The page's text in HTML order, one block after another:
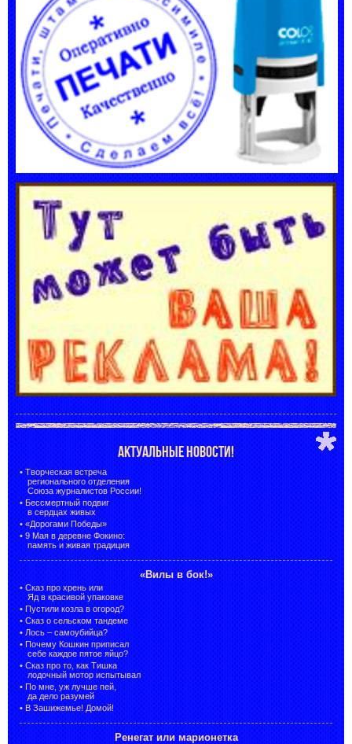
АКТУАЛЬНЫЕ НОВОСТИ!
• Творческая встреча
регионального отделения
Союза журналистов России!
• Бессмертный подвиг
в сердцах живых
• «Дорогами Победы»
• 9 Мая в деревне Фокино:
память и живая традиция
«Вилы в бок!»
• Сказ про хрень или
Яд в красивой упаковке
• Пустили козла в огород?
• Сказ о сельском тандеме
• Лось – самоубийца?
• Почему Кошкин приписал
себе каждое пятое яйцо?
• Сказ про то, как Тишка
лодочный мотор испытывал
• По мне, уж лучше пей,
да дело разумей
• В Зашижемье! Домой!
Ренегат или марионетка